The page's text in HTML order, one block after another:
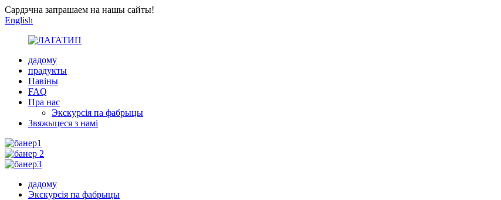
Сардэчна запрашаем на нашы сайты!
English
дадому
прадукты
Навіны
FAQ
Пра нас
Экскурсія па фабрыцы
Звяжыцеся з намі
дадому
Экскурсія па фабрыцы